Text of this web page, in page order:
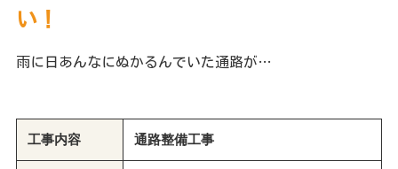
い！
雨に日あんなにぬかるんでいた通路が…
工事内容 通路整備工事